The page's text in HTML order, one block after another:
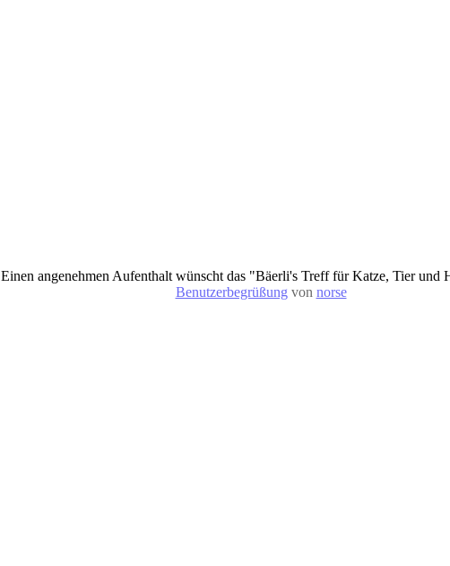
Einen angenehmen Aufenthalt wünscht das "Bäerli's Treff für Katze, Tier und
Benutzerbegrüßung von norse